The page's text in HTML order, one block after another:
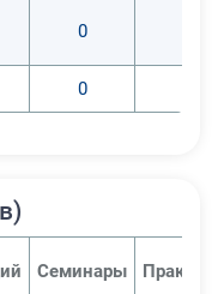
0
0
Семинары